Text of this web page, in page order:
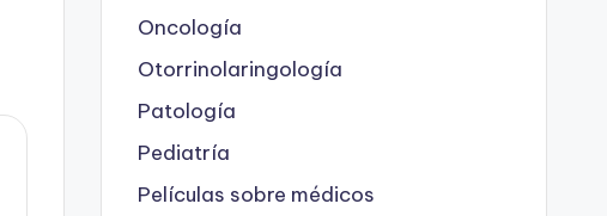
Oncología
Otorrinolaringología
Patología
Pediatría
Películas sobre médicos